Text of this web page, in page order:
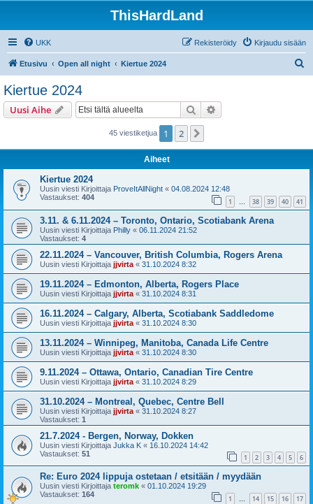
ThisHardLand
UKK Kirjaudu sisään
Rekisteröidy
Etusivu Open all night Kiertue 2024
Kiertue 2024
Uusi Aihe Etsi
45 viestiketjua 1 2
Aiheet
Kiertue 2024
Uusin viesti Kirjoittaja ProveItAllNight « 04.08.2024 12:48
Vastaukset: 404 1 … 38 39 40 41
3.11. & 6.11.2024 – Toronto, Ontario, Scotiabank Arena
Uusin viesti Kirjoittaja Philly « 06.11.2024 21:52
Vastaukset: 4
22.11.2024 – Vancouver, British Columbia, Rogers Arena
Uusin viesti Kirjoittaja jjvirta « 31.10.2024 8:32
19.11.2024 – Edmonton, Alberta, Rogers Place
Uusin viesti Kirjoittaja jjvirta « 31.10.2024 8:31
16.11.2024 – Calgary, Alberta, Scotiabank Saddledome
Uusin viesti Kirjoittaja jjvirta « 31.10.2024 8:30
13.11.2024 – Winnipeg, Manitoba, Canada Life Centre
Uusin viesti Kirjoittaja jjvirta « 31.10.2024 8:30
9.11.2024 – Ottawa, Ontario, Canadian Tire Centre
Uusin viesti Kirjoittaja jjvirta « 31.10.2024 8:29
31.10.2024 – Montreal, Quebec, Centre Bell
Uusin viesti Kirjoittaja jjvirta « 31.10.2024 8:27
Vastaukset: 1
21.7.2024 - Bergen, Norway, Dokken
Uusin viesti Kirjoittaja Jukka K « 16.10.2024 14:42
Vastaukset: 51 1 2 3 4 5 6
Re: Euro 2024 lippuja ostetaan / etsitään / myydään
Uusin viesti Kirjoittaja teromk « 01.10.2024 19:29
Vastaukset: 164 1 … 14 15 16 17